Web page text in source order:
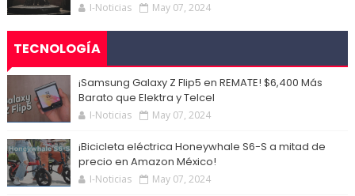
I-Noticias May 07, 2024
TECNOLOGÍA
¡Samsung Galaxy Z Flip5 en REMATE! $6,400 Más
Barato que Elektra y Telcel
I-Noticias May 07, 2024
¡Bicicleta eléctrica Honeywhale S6-S a mitad de
precio en Amazon México!
I-Noticias May 07, 2024